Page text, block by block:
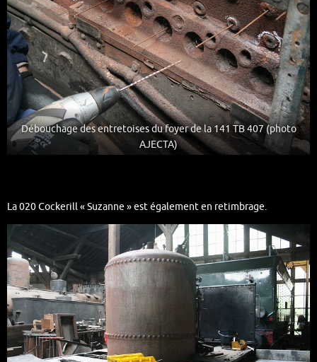
Débouchage des entretoises du foyer de la 141 TB 407 (photo
AJECTA)
La 020 Cockerill « Suzanne » est également en retimbrage.